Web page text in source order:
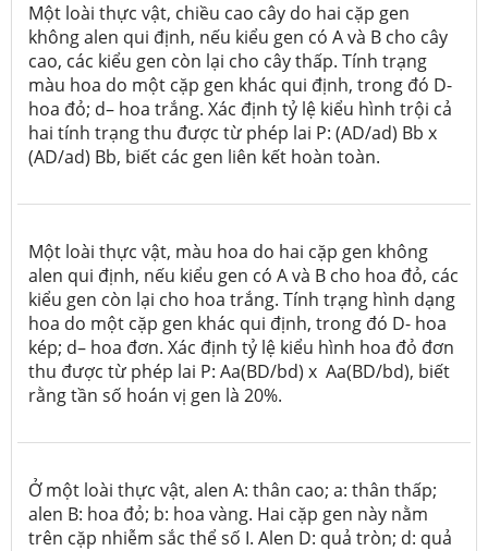
Một loài thực vật, chiều cao cây do hai cặp gen
không alen qui định, nếu kiểu gen có A và B cho cây
cao, các kiểu gen còn lại cho cây thấp. Tính trạng
màu hoa do một cặp gen khác qui định, trong đó D-
hoa đỏ; d– hoa trắng. Xác định tỷ lệ kiểu hình trội cả
hai tính trạng thu được từ phép lai P: (AD/ad) Bb x
(AD/ad) Bb, biết các gen liên kết hoàn toàn.
Một loài thực vật, màu hoa do hai cặp gen không
alen qui định, nếu kiểu gen có A và B cho hoa đỏ, các
kiểu gen còn lại cho hoa trắng. Tính trạng hình dạng
hoa do một cặp gen khác qui định, trong đó D- hoa
kép; d– hoa đơn. Xác định tỷ lệ kiểu hình hoa đỏ đơn
thu được từ phép lai P: Aa(BD/bd) x Aa(BD/bd), biết
rằng tần số hoán vị gen là 20%.
Ở một loài thực vật, alen A: thân cao; a: thân thấp;
alen B: hoa đỏ; b: hoa vàng. Hai cặp gen này nằm
trên cặp nhiễm sắc thể số I. Alen D: quả tròn; d: quả